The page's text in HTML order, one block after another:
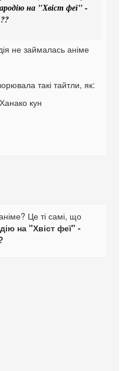
на "Хвіст феї" -
не займалась аніме
такі тайтли, як:
кун
Це ті самі, що
на "Хвіст феї" -